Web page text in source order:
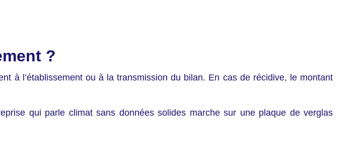
?
à l’établissement ou à la transmission du bilan. En cas de récidive, le montant
qui parle climat sans données solides marche sur une plaque de verglas